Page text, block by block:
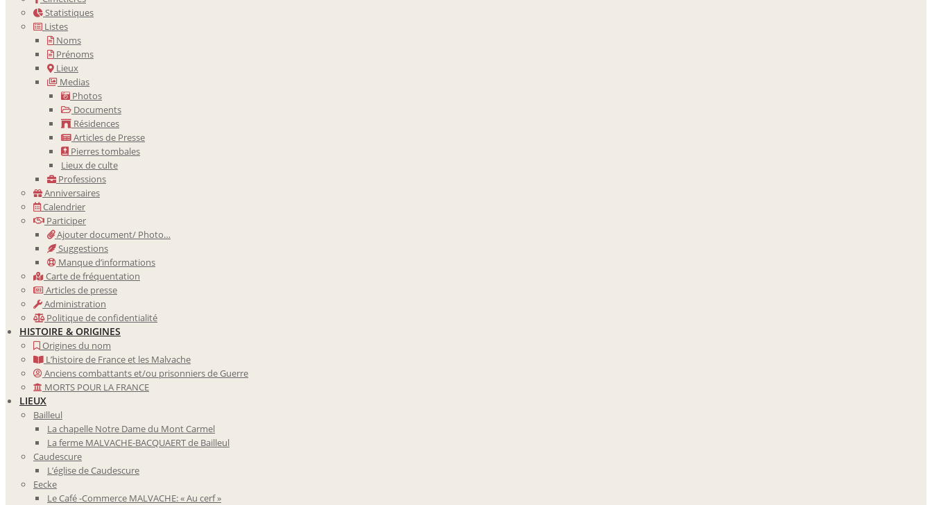
Statistiques
Listes
Noms
Prénoms
Lieux
Medias
Photos
Documents
Résidences
Articles de Presse
Pierres tombales
Lieux de culte
Professions
Anniversaires
Calendrier
Participer
Ajouter document/ Photo…
Suggestions
Manque d’informations
Carte de fréquentation
Articles de presse
Administration
Politique de confidentialité
HISTOIRE & ORIGINES
Origines du nom
L’histoire de France et les Malvache
Anciens combattants et/ou prisonniers de Guerre
MORTS POUR LA FRANCE
LIEUX
Bailleul
La chapelle Notre Dame du Mont Carmel
La ferme MALVACHE-BACQUAERT de Bailleul
Caudescure
L’église de Caudescure
Eecke
Le Café -Commerce MALVACHE: « Au cerf »